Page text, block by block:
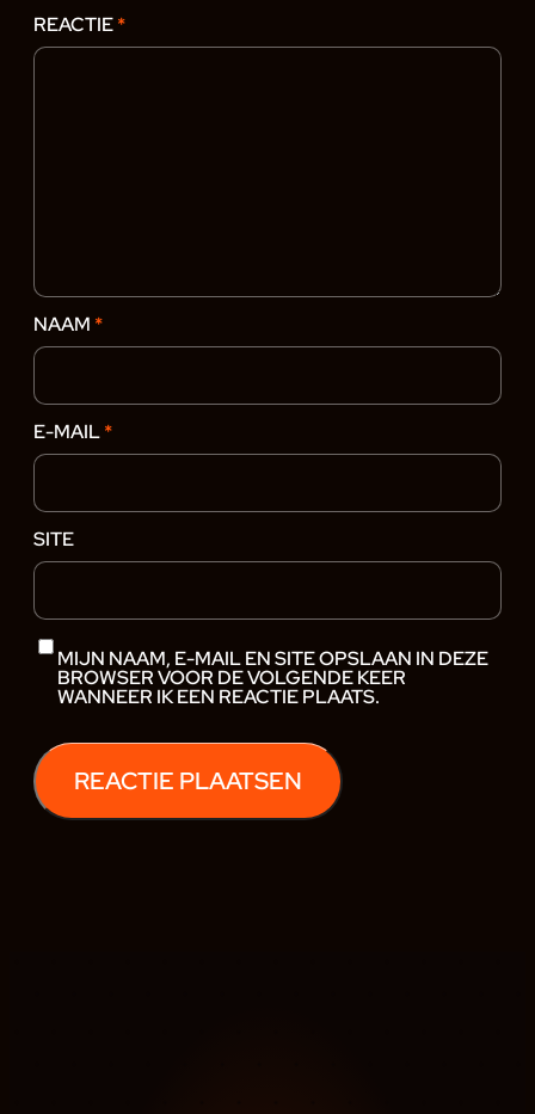
REACTIE*
NAAM *
E-MAIL*
SITE
MIJN NAAM, E-MAIL EN SITE OPSLAAN IN DEZE
BROWSER VOOR DE VOLGENDE KEER
WANNEER IK EEN REACTIE PLAATS.